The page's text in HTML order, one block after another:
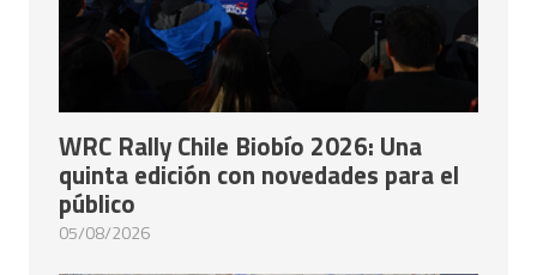
WRC Rally Chile Biobío 2026: Una
quinta edición con novedades para el
público
05/08/2026